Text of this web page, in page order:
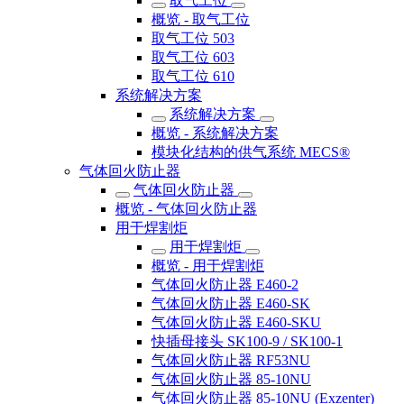
概览 - 取气工位
取气工位 503
取气工位 603
取气工位 610
系统解决方案
系统解决方案
概览 - 系统解决方案
模块化结构的供气系统 MECS®
气体回火防止器
气体回火防止器
概览 - 气体回火防止器
用于焊割炬
用于焊割炬
概览 - 用于焊割炬
气体回火防止器 E460-2
气体回火防止器 E460-SK
气体回火防止器 E460-SKU
快插母接头 SK100-9 / SK100-1
气体回火防止器 RF53NU
气体回火防止器 85-10NU
气体回火防止器 85-10NU (Exzenter)